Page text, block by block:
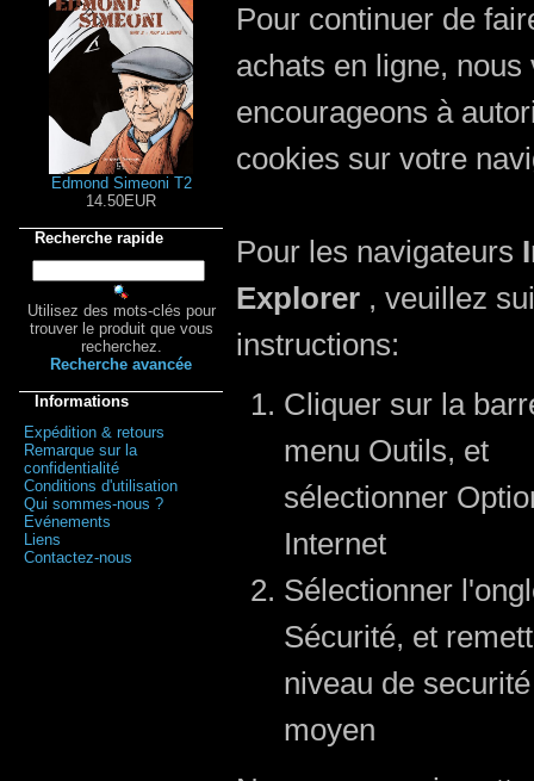
Edmond Simeoni T2
14.50EUR
Recherche rapide
Utilisez des mots-clés pour
trouver le produit que vous
recherchez.
Recherche avancée
Informations
Expédition & retours
Remarque sur la
confidentialité
Conditions d'utilisation
Qui sommes-nous ?
Evénements
Liens
Contactez-nous
Pour continuer de
achats en ligne, nous
encourageons à
cookies sur votre
Pour les navigateurs
Explorer , veuillez
instructions:
Cliquer sur la
menu Outils, et
sélectionner
Internet
Sélectionner
Sécurité, et
niveau de
moyen